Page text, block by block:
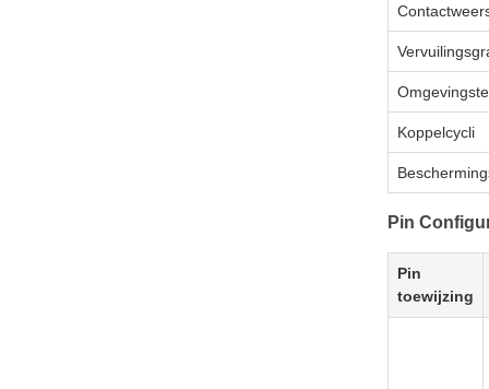
Koppelcycli
Pin
Pin
toewijzing